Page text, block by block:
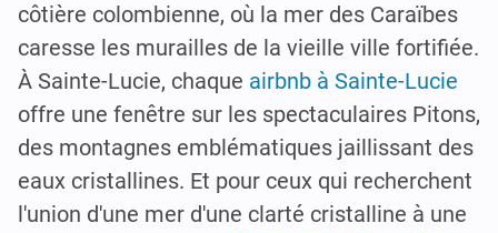
côtière colombienne, où la mer des Caraïbes
caresse les murailles de la vieille ville fortifiée.
À Sainte-Lucie, chaque airbnb à Sainte-Lucie
offre une fenêtre sur les spectaculaires Pitons,
des montagnes emblématiques jaillissant des
eaux cristallines. Et pour ceux qui recherchent
l'union d'une mer d'une clarté cristalline à une